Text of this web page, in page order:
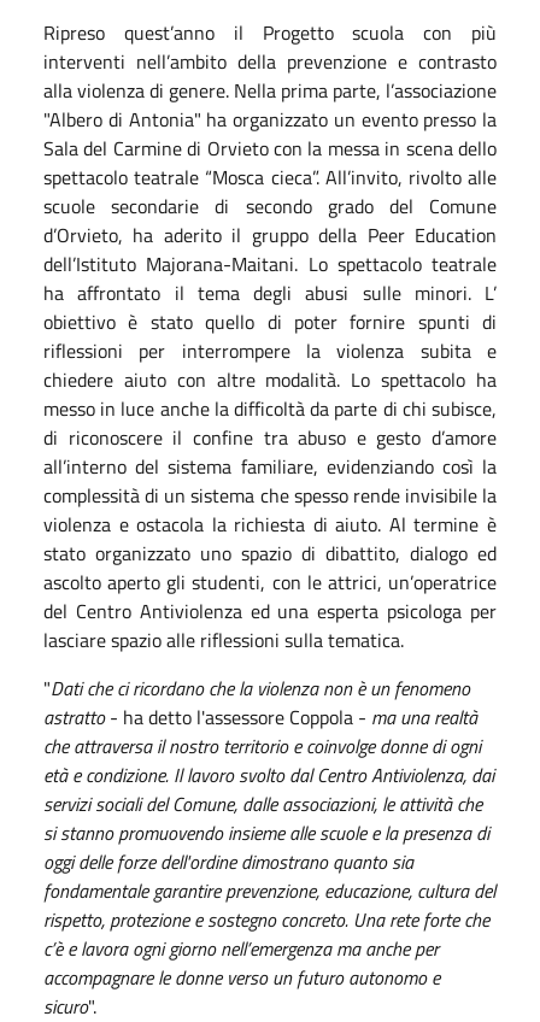
Ripreso quest’anno il Progetto scuola con più
interventi nell’ambito della prevenzione e contrasto
alla violenza di genere. Nella prima parte, l’associazione
"Albero di Antonia" ha organizzato un evento presso la
Sala del Carmine di Orvieto con la messa in scena dello
spettacolo teatrale “Mosca cieca”. All’invito, rivolto alle
scuole secondarie di secondo grado del Comune
d’Orvieto, ha aderito il gruppo della Peer Education
dell’Istituto Majorana-Maitani. Lo spettacolo teatrale
ha affrontato il tema degli abusi sulle minori. L’
obiettivo è stato quello di poter fornire spunti di
riflessioni per interrompere la violenza subita e
chiedere aiuto con altre modalità. Lo spettacolo ha
messo in luce anche la difficoltà da parte di chi subisce,
di riconoscere il confine tra abuso e gesto d’amore
all’interno del sistema familiare, evidenziando così la
complessità di un sistema che spesso rende invisibile la
violenza e ostacola la richiesta di aiuto. Al termine è
stato organizzato uno spazio di dibattito, dialogo ed
ascolto aperto gli studenti, con le attrici, un’operatrice
del Centro Antiviolenza ed una esperta psicologa per
lasciare spazio alle riflessioni sulla tematica.
"Dati che ci ricordano che la violenza non è un fenomeno
astratto- ha detto l'assessore Coppola - ma una realtà
che attraversa il nostro territorio e coinvolge donne di ogni
età e condizione. Il lavoro svolto dal Centro Antiviolenza, dai
servizi sociali del Comune, dalle associazioni, le attività che
si stanno promuovendo insieme alle scuole e la presenza di
oggi delle forze dell'ordine dimostrano quanto sia
fondamentale garantire prevenzione, educazione, cultura del
rispetto, protezione e sostegno concreto. Una rete forte che
c’è e lavora ogni giorno nell’emergenza ma anche per
accompagnare le donne verso un futuro autonomo e
sicuro".